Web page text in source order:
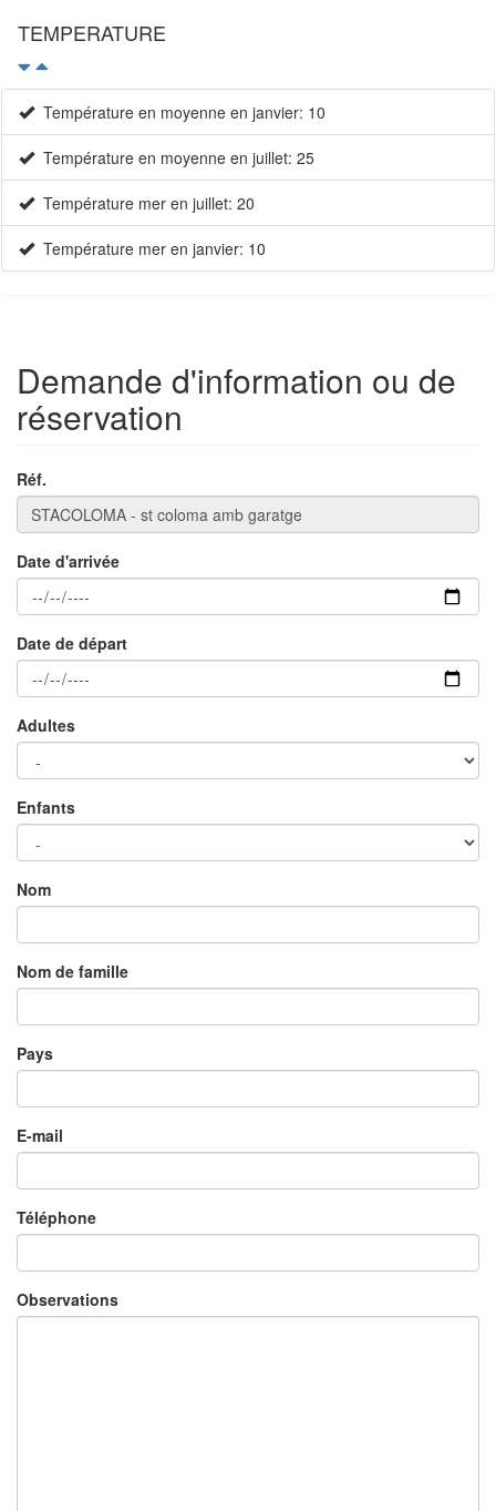
TEMPERATURE
Température en moyenne en janvier: 10
Température en moyenne en juillet: 25
Température mer en juillet: 20
Température mer en janvier: 10
Demande d'information ou de
réservation
Réf.
Date d'arrivée
Date de départ
Adultes
Enfants
Nom
Nom de famille
Pays
E-mail
Téléphone
Observations